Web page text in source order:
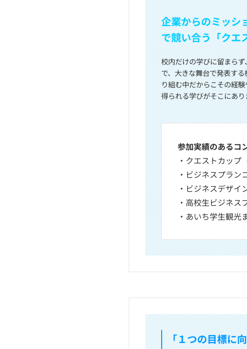
企業からのミッシ
で競い合う「クエ
校内だけの学びに留まら
で、大きな舞台で発表す
り組む中だからこその経
得られる学びがそこにあり
参加実績のあるコ
・クエストカップ
・ビジネスプラン
・ビジネスデザイ
・高校生ビジネス
・あいち学生観
「１つの目標に